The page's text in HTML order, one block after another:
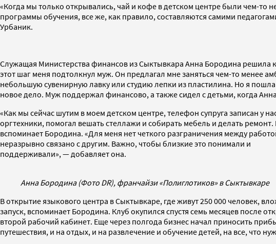
«Когда мы только открывались, чай и кофе в детском центре были чем-то
программы обучения, все же, как правило, составляются самими
Урбаник.
Служащая Министерства финансов из Сыктывкара Анна Бородина решила
этот шаг меня подтолкнул муж. Он предлагал мне заняться чем-то
небольшую сувенирную лавку или студию лепки из пластилина. Но я
новое дело. Муж поддержал финансово, а также сидел с детьми, когда
«Как мы сейчас шутим в моем детском центре, телефон супруга записан у
оргтехники, помогал вешать стеллажи и собирать мебель и делать
вспоминает Бородина. «Для меня нет четкого разграничения между
неразрывно связано с другим. Важно, чтобы близкие это понимали и
поддерживали», — добавляет она.
Анна Бородина (Фото DR), франчайзи «Полиглотиков» в Сыктывкаре
В открытие языкового центра в Сыктывкаре, где живут 250 000 человек,
запуск, вспоминает Бородина. Клуб окупился спустя семь месяцев после
второй рабочий кабинет. Еще через полгода бизнес начал приносить
путешествия, и на отдых, и на развлечение и обучение детей, на все, что